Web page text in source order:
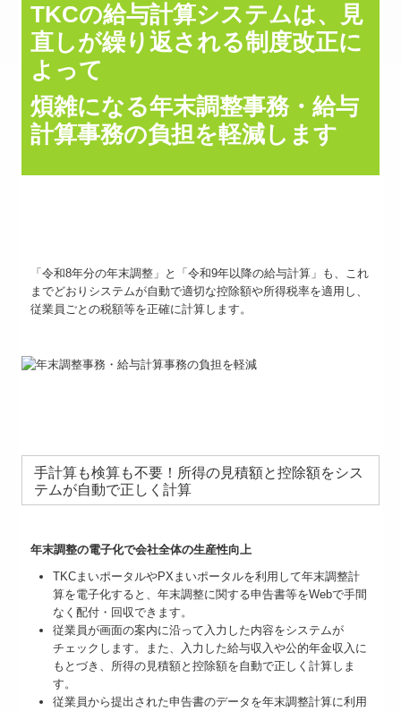
TKCの給与計算システムは、見
直しが繰り返される制度改正に
よって
煩雑になる年末調整事務・給与
計算事務の負担を軽減します
「令和8年分の年末調整」と「令和9年以降の給与計算」も、これ
までどおりシステムが自動で適切な控除額や所得税率を適用し、
従業員ごとの税額等を正確に計算します。
手計算も検算も不要！所得の見積額と控除額をシス
テムが自動で正しく計算
年末調整の電子化で会社全体の生産性向上
TKCまいポータルやPXまいポータルを利用して年末調整計
算を電子化すると、年末調整に関する申告書等をWebで手間
なく配付・回収できます。
従業員が画面の案内に沿って入力した内容をシステムが
チェックします。また、入力した給与収入や公的年金収入に
もとづき、所得の見積額と控除額を自動で正しく計算しま
す。
従業員から提出された申告書のデータを年末調整計算に利用